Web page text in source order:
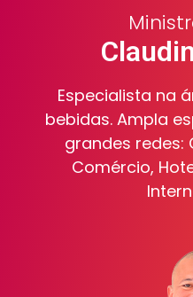
Especialista na
bebidas. Ampla
grandes redes:
Comércio,